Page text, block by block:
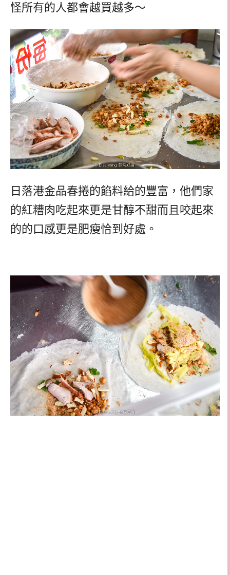
怪所有的人都會越買越多～
日落港金品春捲的餡料給的豐富，他們家
的紅糟肉吃起來更是甘醇不甜而且咬起來
的的口感更是肥瘦恰到好處。